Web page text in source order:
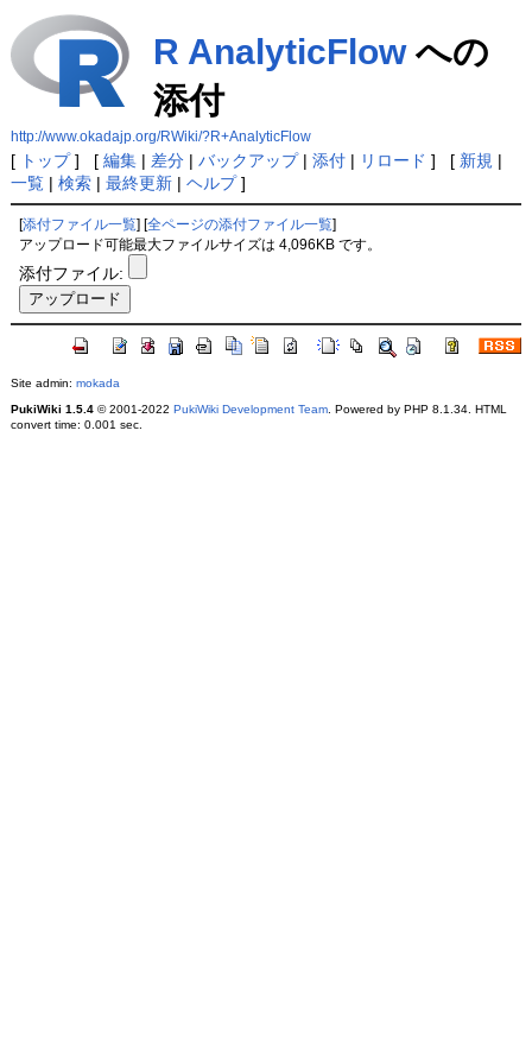
R AnalyticFlowへの
添付
http://www.okadajp.org/RWiki/?R+AnalyticFlow
[ トップ] [ 編集| 差分| バックアップ| 添付| リロード ] [ 新規 |
一覧| 検索| 最終更新| ヘルプ]
[添付ファイル一覧 ] [全ページの添付ファイル一覧
アップロード可能最大ファイルサイズは 4,096KB です。
添付ファイル:
Site admin: mokada
PukiWiki 1.5.4© 2001-2022 PukiWiki Development Team. Powered by PHP 8.1.34. HTML
convert time: 0.001 sec.